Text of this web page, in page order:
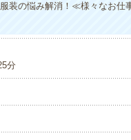
装の悩み解消！≪様々なお仕
分